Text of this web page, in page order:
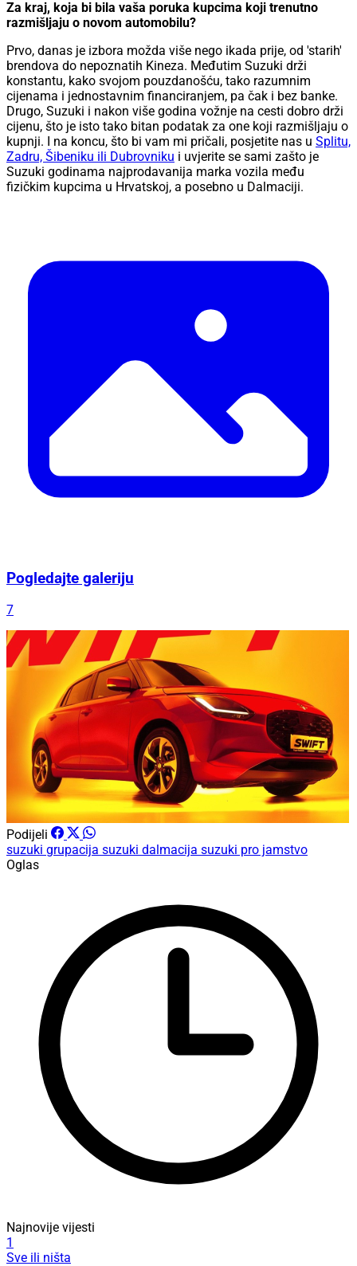
Za kraj, koja bi bila vaša poruka kupcima koji trenutno
razmišljaju o novom automobilu?
Prvo, danas je izbora možda više nego ikada prije, od 'starih'
brendova do nepoznatih Kineza. Međutim Suzuki drži
konstantu, kako svojom pouzdanošću, tako razumnim
cijenama i jednostavnim financiranjem, pa čak i bez banke.
Drugo, Suzuki i nakon više godina vožnje na cesti dobro drži
cijenu, što je isto tako bitan podatak za one koji razmišljaju o
kupnji. I na koncu, što bi vam mi pričali, posjetite nas u Splitu,
Zadru, Šibeniku ili Dubrovniku i uvjerite se sami zašto je
Suzuki godinama najprodavanija marka vozila među
fizičkim kupcima u Hrvatskoj, a posebno u Dalmaciji.
Pogledajte galeriju
7
Podijeli
suzuki grupacija suzuki dalmacija suzuki pro jamstvo
Oglas
Najnovije vijesti
1
Sve ili ništa